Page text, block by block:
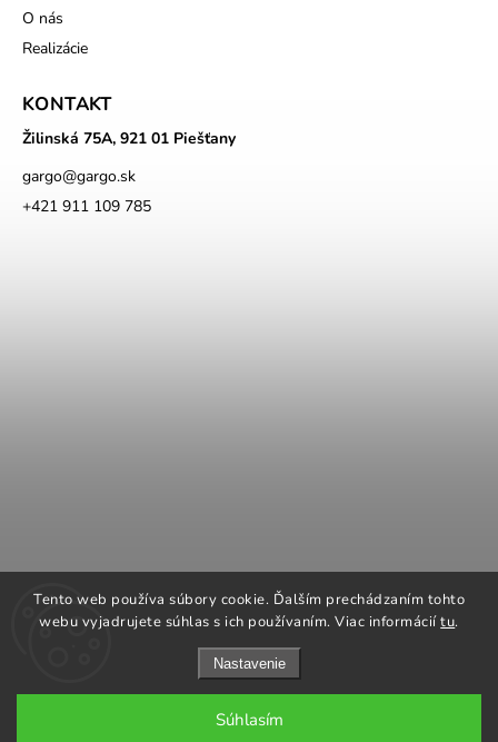
Tento web používa súbory cookie. Ďalším prechádzaním tohto
webu vyjadrujete súhlas s ich používaním. Viac informáciítu.
Nastavenie
Súhlasím
O nás
Realizácie
KONTAKT
Žilinská 75A, 921 01 Piešťany
gargo@gargo.sk
+421 911 109 785
ROMOTOP Kachle a vložky
NAPOLEON grily